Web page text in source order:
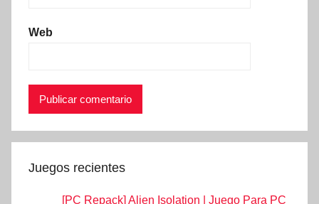
Web
Juegos recientes
[PC Repack] Alien Isolation | Juego Para PC